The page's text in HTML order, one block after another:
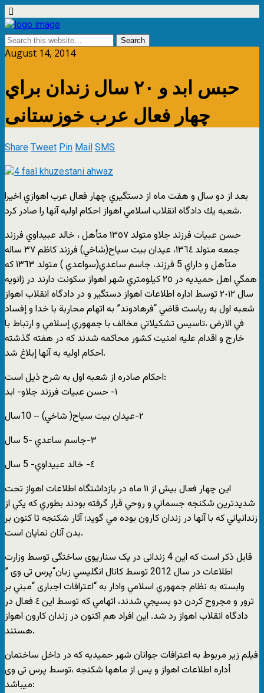
August 14, 2014
حبس ابد و ٢٠ سال زندان براي
چهار فعال عرب خوزستانی
ShareTweetPinMailSMS
بعد از دو سال و هفت ماه از دستگيري چهار فعال عرب اهوازي اخيرا
شعبه يك دادگاه انقلاب اسلامي اهواز احكام اوليه آنها را صادر كرد.
حسن عبيات فرزند جلاو متولد ١٣٥٧ متأهل ، خالد عبيداوي فرزند
جمعه متولد ١٣٦٤، عيدان بيت سياح(شاخي) فرزند كاظم ٣٧ ساله
متأهل و داراي 5 فرزند، جاسم ساعدي(سواعدي ) متولد ١٣٦٣ كه
همگي اهل حميديه در ٢٥ كيلومتري شهر اهواز سكونت دارند در ژانويه
سال ٢٠١٢ توسط اداره اطلاعات اهواز دستگير و در دادگاه انقلاب اهواز
شعبه اول به رياست قاضي “فرهادوند” به اتهام محاربة با خدا و إفساد
في الارض ،تاسيس تشكيلاتي مخالف با جمهوري إسلامي و ارتباط با
خارج و اقدام عليه امنيت كشور محاكمه شدند كه در هفته گذشته
احكام اوليه به آنها إبلاغ شد.
احكام صادره از شعبه اول به شرح ذيل است:
١- حسن عبيات فرزند جلاو- ابد
٢-عيدان بيت سياح( شاخي) – 10سال
٣-جاسم ساعدي -5 سال
٤- خالد عبيداوي- 5 سال
اين چهار فعال بيش از ١١ ماه در بازداشتگاه اطلاعات اهواز تحت
شديدترين شكنجه جسماني و روحي قرار گرفته بودند بطوري كه يكي از
زندانياني كه با آنها در زندان كارون بوده مي گويد؛ آثار شكنجه تا كنون بر
بدن آنان نمايان است.
قابل ذکر است که این 4 زندانی در یک سناریوی ساختگی توسط وزارت
اطلاعات در سال 2012 توسط كانال انگليسي زبان“پرس تی وی ”
وابسته به نظام جمهوري اسلامي وادار به “اعترافات اجباری “مبني بر
ترور و مجروح كردن دو بسيجي شدند، اتهامي كه توسط اين ٤ فعال در
دادگاه انقلاب اهواز رد شد. اين افراد هم اكنون در زندان كارون اهواز
هستند.
فیلم زیر مربوط به اعترافات جوانان شهر حميديه كه در داخل ساختمان
أداره اطلاعات اهواز و پس از ماهها شکنجه ،توسط پرس تی وی
میباشد: